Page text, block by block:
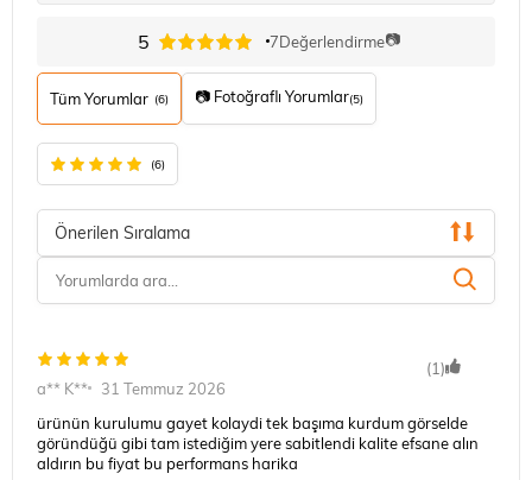
5 7Değerlendirme📷
Tüm Yorumlar (6) 📷 Fotoğraflı Yorumlar(5)
(6)
Önerilen Sıralama
(1)
a** K**
31 Temmuz 2026
ürünün kurulumu gayet kolaydi tek başıma kurdum görselde
göründüğü gibi tam istediğim yere sabitlendi kalite efsane alın
aldırın bu fiyat bu performans harika